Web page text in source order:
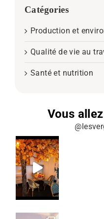
Catégories
Production et
Qualité de vie au
Santé et nutrition
Vous